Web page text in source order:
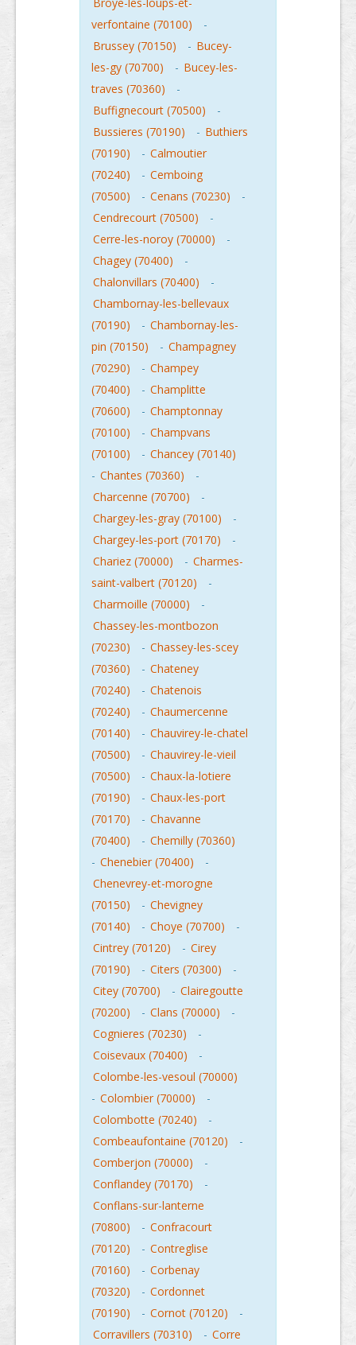
verfontaine (70100)
-
Brussey (70150)
- Bucey-
les-gy (70700)
- Bucey-les-
traves (70360)
-
Buffignecourt (70500)
-
Bussieres (70190)
- Buthiers
(70190)
- Calmoutier
(70240)
- Cemboing
(70500)
- Cenans (70230)
-
Cendrecourt (70500)
-
Cerre-les-noroy (70000)
-
Chagey (70400)
-
Chalonvillars (70400)
-
Chambornay-les-bellevaux
(70190)
- Chambornay-les-
pin (70150)
- Champagney
(70290)
- Champey
(70400)
- Champlitte
(70600)
- Champtonnay
(70100)
- Champvans
(70100)
- Chancey (70140)
- Chantes (70360)
-
Charcenne (70700)
-
Chargey-les-gray (70100)
-
Chargey-les-port (70170)
-
Chariez (70000)
- Charmes-
saint-valbert (70120)
-
Charmoille (70000)
-
Chassey-les-montbozon
(70230)
- Chassey-les-scey
(70360)
- Chateney
(70240)
- Chatenois
(70240)
- Chaumercenne
(70140)
- Chauvirey-le-chatel
(70500)
- Chauvirey-le-vieil
(70500)
- Chaux-la-lotiere
(70190)
- Chaux-les-port
(70170)
- Chavanne
(70400)
- Chemilly (70360)
- Chenebier (70400)
-
Chenevrey-et-morogne
(70150)
- Chevigney
(70140)
- Choye (70700)
-
Cintrey (70120)
- Cirey
(70190)
- Citers (70300)
-
Citey (70700)
- Clairegoutte
(70200)
- Clans (70000)
-
Cognieres (70230)
-
Coisevaux (70400)
-
Colombe-les-vesoul (70000)
- Colombier (70000)
-
Colombotte (70240)
-
Combeaufontaine (70120)
-
Comberjon (70000)
-
Conflandey (70170)
-
Conflans-sur-lanterne
(70800)
- Confracourt
(70120)
- Contreglise
(70160)
- Corbenay
(70320)
- Cordonnet
(70190)
- Cornot (70120)
-
Corravillers (70310)
- Corre